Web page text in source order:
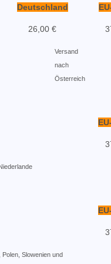
Deutschland
26,00 €
Versand
nach
Österreich
Slowenien und